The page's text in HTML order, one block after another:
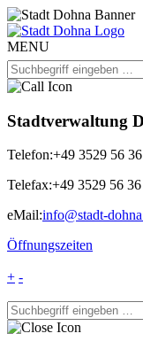
MENU
Stadtverwaltung
Telefon:+49 3529 56
Telefax:+49 3529 56
eMail:info@stadt-
Öffnungszeiten
+ -